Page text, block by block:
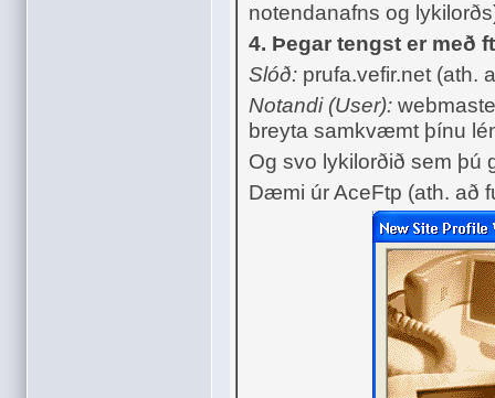
notendanafns og
4. Þegar tengst er með
Slóð: prufa.vefir.net (ath.
Notandi (User):
breyta samkvæmt þínu
Og svo lykilorðið sem þú
Dæmi úr AceFtp (ath. að